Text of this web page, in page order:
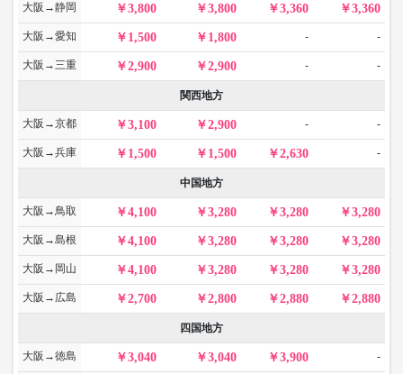
大阪→静岡 3,800 3,800 3,360 3,360
大阪→愛知 1,500 1,800 - -
大阪→三重 2,900 2,900 - -
関西地方
大阪→京都 3,100 2,900 - -
大阪→兵庫 1,500 1,500 2,630 -
中国地方
大阪→鳥取 4,100 3,280 3,280 3,280
大阪→島根 4,100 3,280 3,280 3,280
大阪→岡山 4,100 3,280 3,280 3,280
大阪→広島 2,700 2,800 2,880 2,880
四国地方
大阪→徳島 3,040 3,040 3,900 -